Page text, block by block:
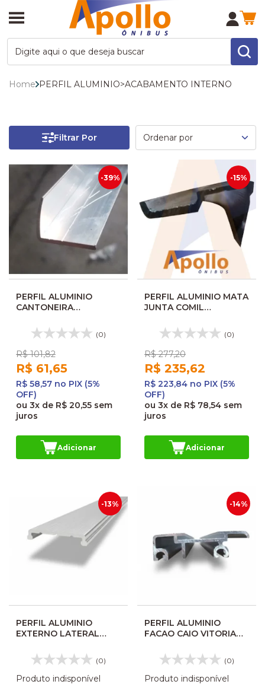
Home PERFIL ALUMINIO>ACABAMENTO INTERNO
Filtrar Por
-39%
PERFIL ALUMINIO
CANTONEIRA
COLUNAS TAMPAS
BARRA 2400MM 182156
(0)
R$ 101,82
R$ 61,65
R$ 58,57 no PIX (5%
OFF)
ou 3x de R$ 20,55 sem
juros
Adicionar
-15%
PERFIL ALUMINIO MATA
JUNTA COMIL
SENIOR 62282
(0)
R$ 277,20
R$ 235,62
R$ 223,84 no PIX (5%
OFF)
ou 3x de R$ 78,54 sem
juros
Adicionar
-13%
PERFIL ALUMINIO
EXTERNO LATERAL
000335
(0)
Produto indisponível
-14%
PERFIL ALUMINIO
FACAO CAIO VITORIA
(0)
Produto indisponível